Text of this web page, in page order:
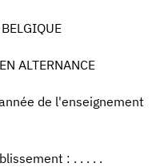
ALTERNANCE
de l'enseignement
: . . . . .